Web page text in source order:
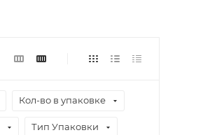
Кол-во в упаковке
Тип Упаковки